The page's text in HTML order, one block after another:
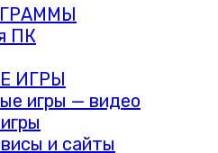
ПК
ИГРЫ
игры — видео
и сайты